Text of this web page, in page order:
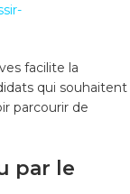
facilite la
qui souhaitent
parcourir de
par le